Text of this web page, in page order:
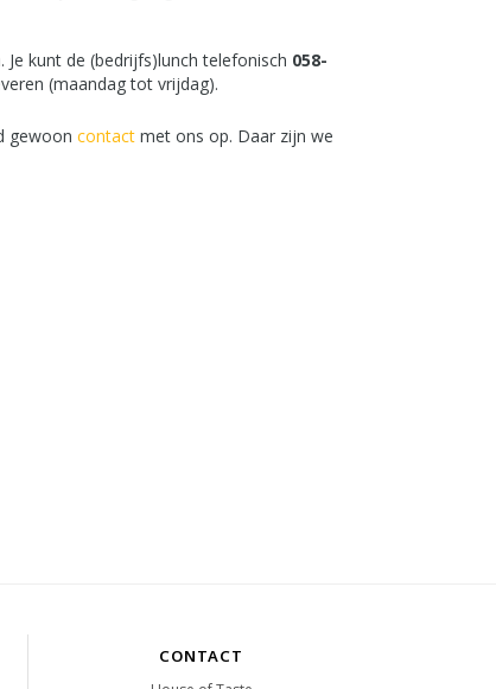
kunt de (bedrijfs)lunch telefonisch 058-
(maandag tot vrijdag).
gewoon contact met ons op. Daar zijn we
CONTACT